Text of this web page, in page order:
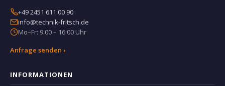
+49 2451 611 00 90
info@technik-fritsch.de
Mo–Fr: 9:00 – 16:00 Uhr
Anfrage senden ›
INFORMATIONEN